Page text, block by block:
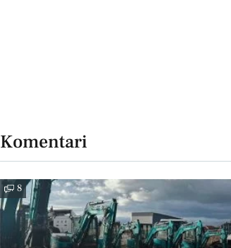
Komentari
8